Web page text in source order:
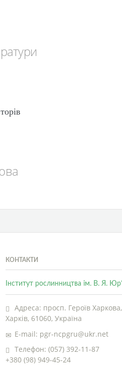
КОНТАКТИ
Інститут рослинництва ім. В. Я.
Адреса: просп. Героїв
Харків, 61060, Україна
E-mail: pgr-ncpgru@ukr.net
Телефон: (057) 392-11-87
+380 (98) 949-45-24